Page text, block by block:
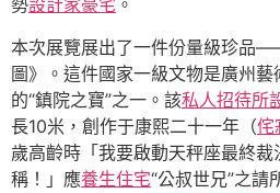
勢設計家豪宅 。
本次展覽展出了一件份量級珍品
圖》。這件國家一級文物是廣州藝
的“鎮院之寶”之一。該私人招待所
長10米，創作于康熙二十一年（侘
歲高齡時「我要啟動天秤座最終
稱！」應養生住宅“公叔世兄”之請